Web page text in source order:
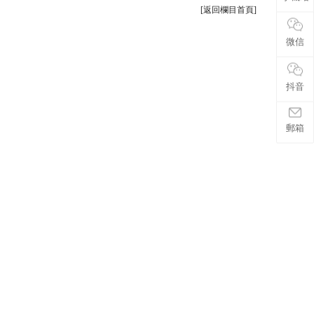
[返回欄目首頁]
微信
抖音
郵箱